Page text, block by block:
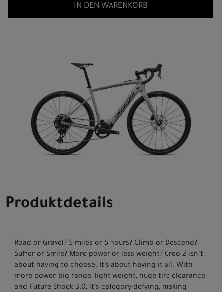
IN DEN WARENKORB
Produktdetails
Road or Gravel? 5 miles or 5 hours? Climb or Descend?
Suffer or Smile? More power or less weight? Creo 2 isn’t
about having to choose. It’s about having it all. With
more power, big range, light weight, huge tire clearance,
and Future Shock 3.0, it’s category-defying, making